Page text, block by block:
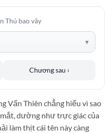
Thú bao vây
Chương sau ›
Vấn Thiên chẳng hiểu vì sao
dường như trực giác của
làm thịt cái tên này càng